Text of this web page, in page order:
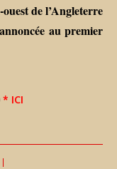
de l’Angleterre
au premier
* ICI